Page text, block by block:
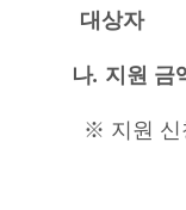
대상자
나. 지원 금
※ 지원